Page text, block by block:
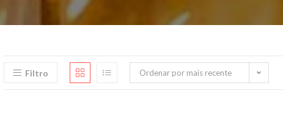
Filtro Ordenar por mais recente